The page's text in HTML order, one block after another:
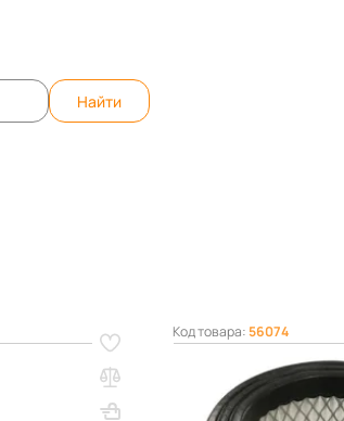
Найти
TVC40
Код товара:56074
Фильтр для
TVC20/TVC30/TVC40
Вес, кг: 0.2